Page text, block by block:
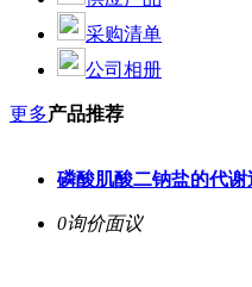
采购清单
公司相册
更多产品推荐
磷酸肌酸二钠盐的代谢
0询价面议